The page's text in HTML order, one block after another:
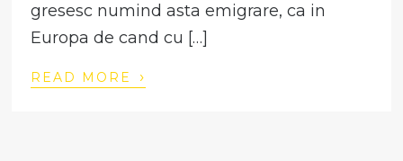
gresesc numind asta emigrare, ca in
Europa de cand cu […]
READ MORE ›